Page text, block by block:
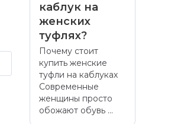
каблук на
женских
туфлях?
Почему стоит
купить женские
туфли на каблуках
Современные
женщины просто
обожают обувь ...